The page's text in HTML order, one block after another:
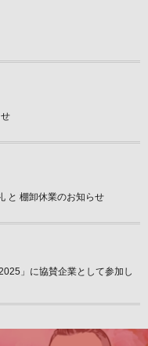
と 棚卸休業のお知らせ
」に協賛企業として参加し